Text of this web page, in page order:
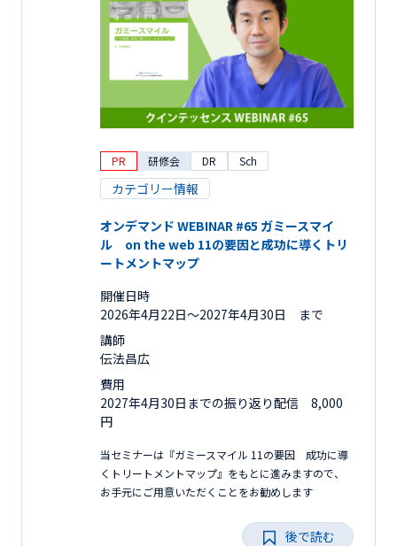
PR 研修会 DR Sch
カテゴリー情報
オンデマンド WEBINAR #65 ガミースマイ
ル on the web 11の要因と成功に導くトリ
ートメントマップ
開催日時
2026年4月22日〜2027年4月30日 まで
講師
伝法昌広
費用
2027年4月30日までの振り返り配信 8,000
円
当セミナーは『ガミースマイル 11の要因 成功に導
くトリートメントマップ』をもとに進みますので、
お手元にご用意いただくことをお勧めします
後で読む